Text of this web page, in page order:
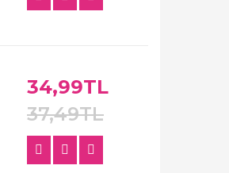
34,99TL
37,49TL